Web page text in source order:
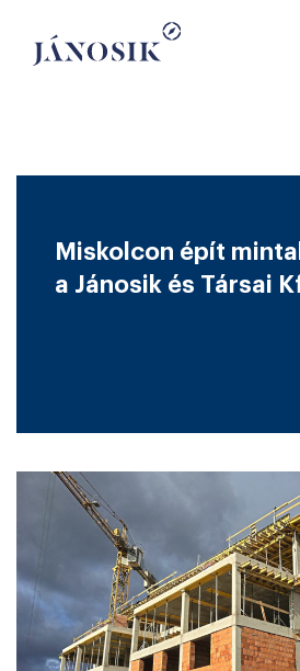
Miskolcon épít
a Jánosik és Társai